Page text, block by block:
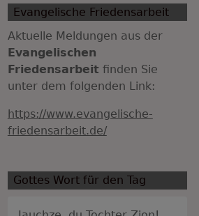
Evangelische Friedensarbeit
Aktuelle Meldungen aus der
Evangelischen
Friedensarbeit finden Sie
unter dem folgenden Link:
https://www.evangelische-
friedensarbeit.de/
Gottes Wort für den Tag